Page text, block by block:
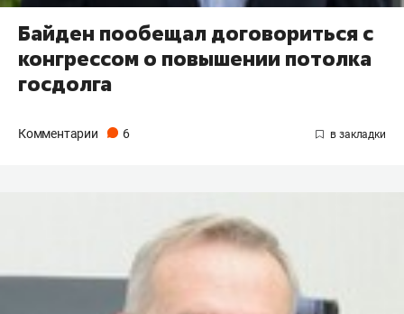
Байден пообещал договориться с
конгрессом о повышении потолка
госдолга
Комментарии 6